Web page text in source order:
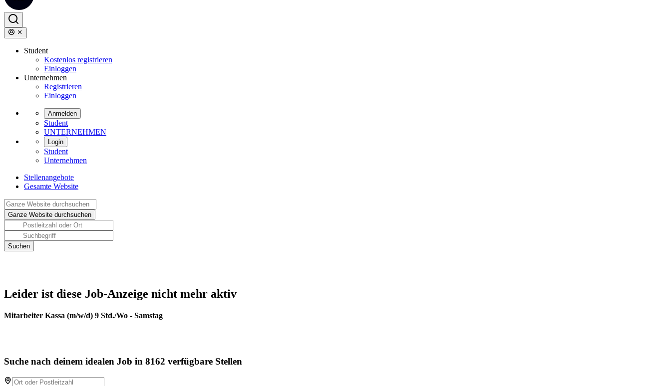
Student
Kostenlos registrieren
Einloggen
Unternehmen
Registrieren
Einloggen
Anmelden
Student
UNTERNEHMEN
Login
Student
Unternehmen
Stellenangebote
Gesamte Website
Leider ist diese Job-Anzeige nicht mehr aktiv
Mitarbeiter Kassa (m/w/d) 9 Std./Wo - Samstag
Suche nach deinem idealen Job in 8162 verfügbare Stellen